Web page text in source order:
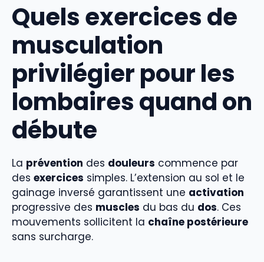
Quels exercices de
musculation
privilégier pour les
lombaires quand on
débute
La prévention des douleurs commence par
des exercices simples. L’extension au sol et le
gainage inversé garantissent une activation
progressive des muscles du bas du dos. Ces
mouvements sollicitent la chaîne postérieure
sans surcharge.